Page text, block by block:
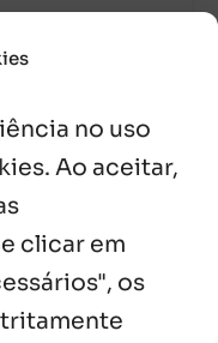
no uso
Ao aceitar,
clicar em
os
5 anos
em São